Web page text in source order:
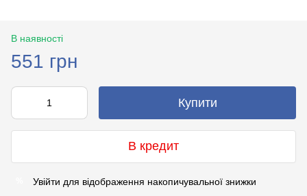
В наявності
551 грн
Купити
В кредит
Увійти для відображення накопичувальної знижки